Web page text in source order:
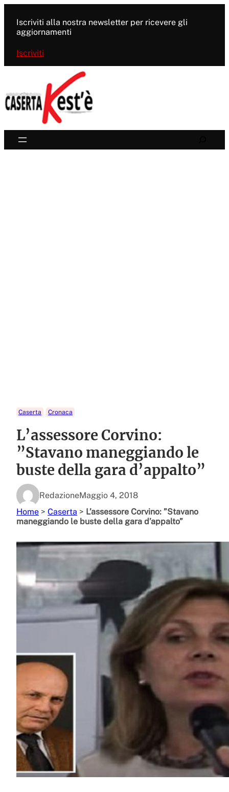
contenuto
Iscriviti alla nostra newsletter per ricevere gli
aggiornamenti
Iscriviti
Caserta Cronaca
L’assessore Corvino:
”Stavano maneggiando le
buste della gara d’appalto”
RedazioneMaggio 4, 2018
Home > Caserta > L’assessore Corvino: ”Stavano
maneggiando le buste della gara d’appalto”